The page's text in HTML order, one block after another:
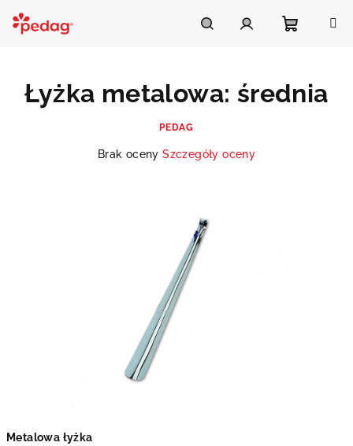
do
treści
się
Metalowa łyżka
Łyżka metalowa: średnia
PEDAG
Średnia
Brak oceny Szczegóły oceny
Asistent Pedag